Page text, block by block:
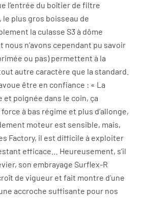
l’entrée du boîtier de filtre
plus gros boisseau de
la culasse S3 à dôme
n’avons cependant pu savoir
ou pas) permettent à la
autre caractère que la standard.
être en confiance : « La
poignée dans le coin, ça
à bas régime et plus d’allonge,
moteur est sensible, mais,
Factory, il est difficile à exploiter
efficace… Heureusement, s’il
son embrayage Surflex-R
de vigueur et fait montre d’une
accroche suffisante pour nos